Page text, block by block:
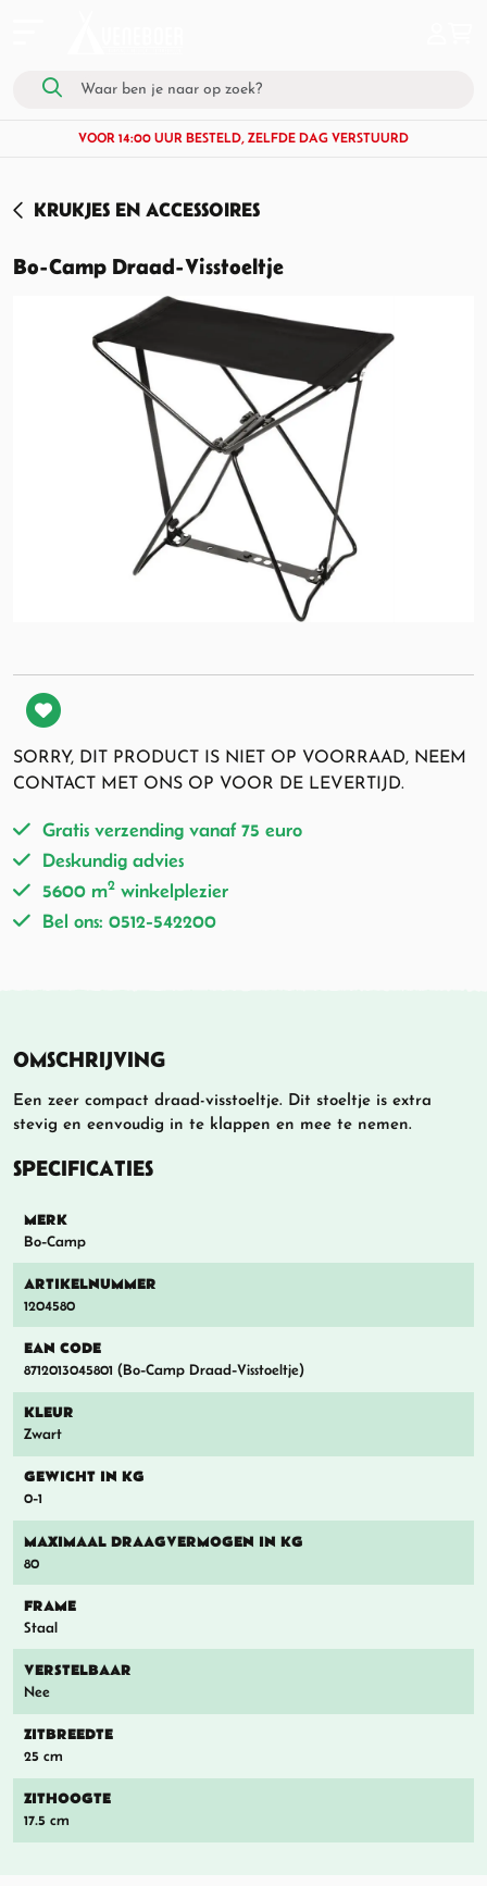
VOOR 14:00 UUR BESTELD, ZELFDE DAG VERSTUURD
KRUKJES EN ACCESSOIRES
Bo-Camp Draad-Visstoeltje
SORRY, DIT PRODUCT IS NIET OP VOORRAAD, NEEM
CONTACT MET ONS OP VOOR DE LEVERTIJD.
Gratis verzending vanaf 75 euro
Deskundig advies
5600 m2 winkelplezier
Bel ons: 0512-542200
OMSCHRIJVING
Een zeer compact draad-visstoeltje. Dit stoeltje is extra
stevig en eenvoudig in te klappen en mee te nemen.
SPECIFICATIES
MERK
Bo-Camp
ARTIKELNUMMER
1204580
EAN CODE
8712013045801 (Bo-Camp Draad-Visstoeltje)
KLEUR
Zwart
GEWICHT IN KG
0-1
MAXIMAAL DRAAGVERMOGEN IN KG
80
FRAME
Staal
VERSTELBAAR
Nee
ZITBREEDTE
25 cm
ZITHOOGTE
17.5 cm